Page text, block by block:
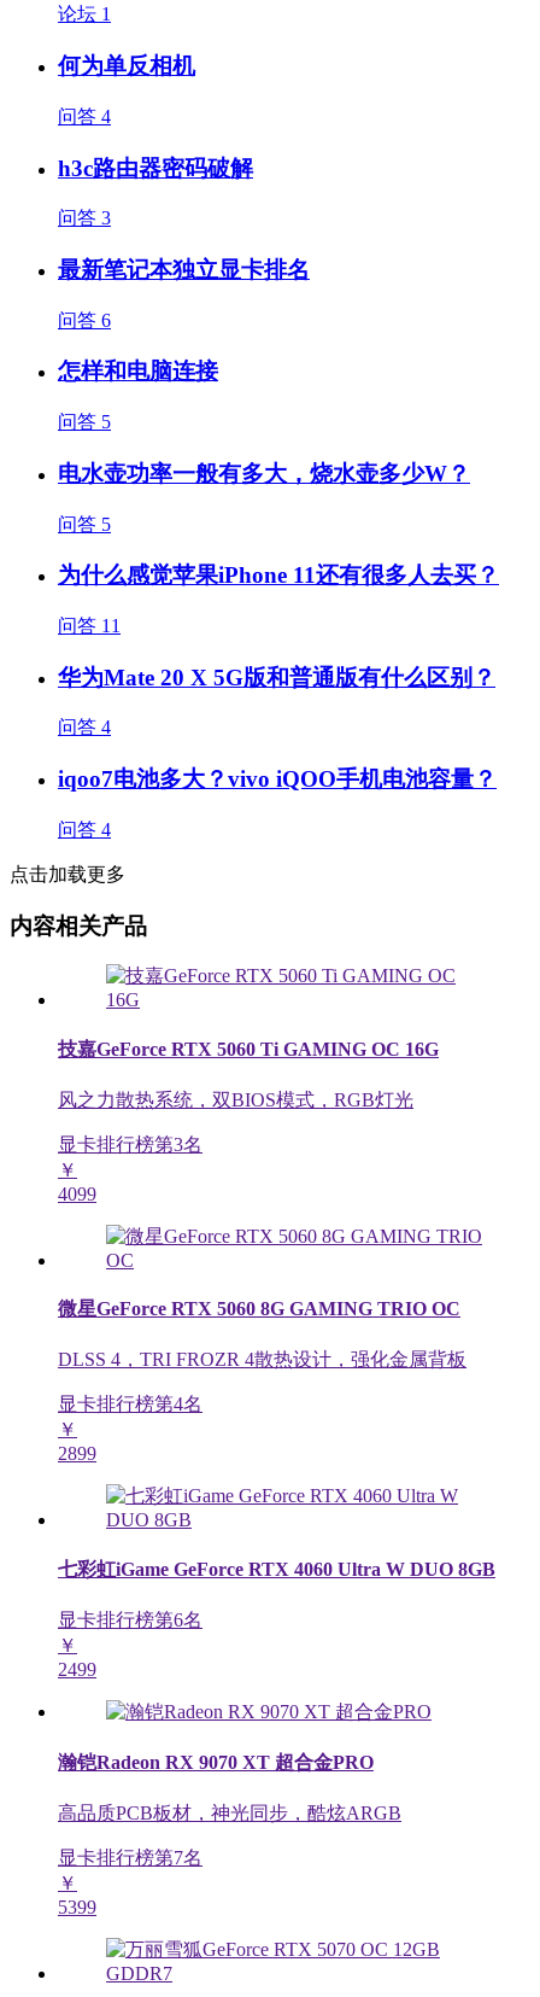
论坛 1
何为单反相机
问答 4
h3c路由器密码破解
问答 3
最新笔记本独立显卡排名
问答 6
怎样和电脑连接
问答 5
电水壶功率一般有多大，烧水壶多少W？
问答 5
为什么感觉苹果iPhone 11还有很多人去买？
问答 11
华为Mate 20 X 5G版和普通版有什么区别？
问答 4
iqoo7电池多大？vivo iQOO手机电池容量？
问答 4
点击加载更多
内容相关产品
技嘉GeForce RTX 5060 Ti GAMING OC 16G
风之力散热系统，双BIOS模式，RGB灯光
显卡排行榜第3名
￥
4099
微星GeForce RTX 5060 8G GAMING TRIO OC
DLSS 4，TRI FROZR 4散热设计，强化金属背板
显卡排行榜第4名
￥
2899
七彩虹iGame GeForce RTX 4060 Ultra W DUO 8GB
显卡排行榜第6名
￥
2499
瀚铠Radeon RX 9070 XT 超合金PRO
高品质PCB板材，神光同步，酷炫ARGB
显卡排行榜第7名
￥
5399